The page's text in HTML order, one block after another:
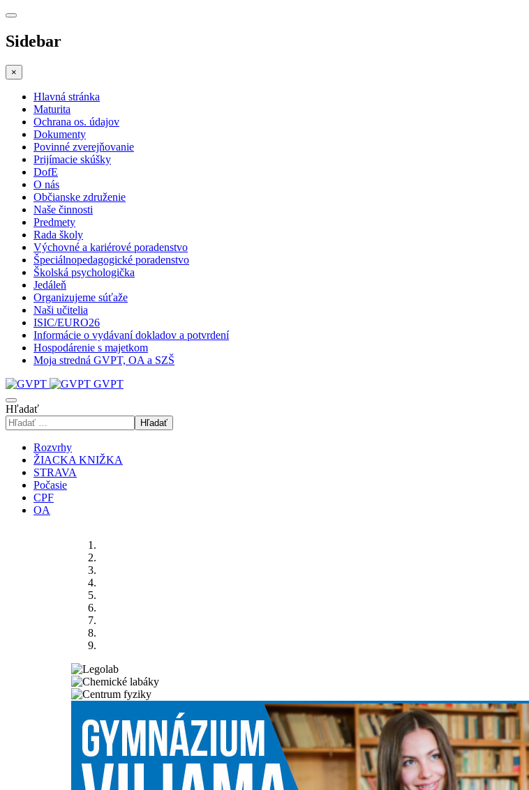
Sidebar
×
Hlavná stránka
Maturita
Ochrana os. údajov
Dokumenty
Povinné zverejňovanie
Prijímacie skúšky
DofE
O nás
Občianske združenie
Naše činnosti
Predmety
Rada školy
Výchovné a kariérové poradenstvo
Špeciálnopedagogické poradenstvo
Školská psychologička
Jedáleň
Organizujeme súťaže
Naši učitelia
ISIC/EURO26
Informácie o vydávaní dokladov a potvrdení
Hospodárenie s majetkom
Moja stredná GVPT, OA a SZŠ
GVPT
Hľadať
Hľadať
Rozvrhy
ŽIACKA KNIŽKA
STRAVA
Počasie
CPF
OA